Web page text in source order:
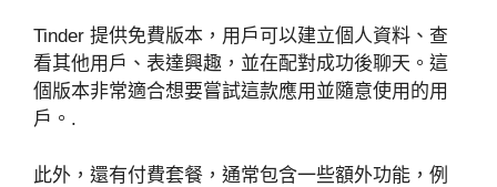
Tinder 提供免費版本，用戶可以建立個人資料、查
看其他用戶、表達興趣，並在配對成功後聊天。這
個版本非常適合想要嘗試這款應用並隨意使用的用
戶。.
此外，還有付費套餐，通常包含一些額外功能，例